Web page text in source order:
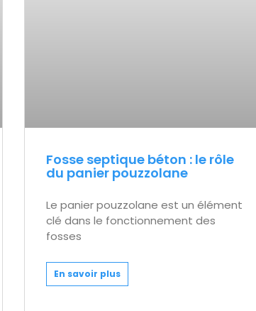
Fosse septique béton : le rôle
du panier pouzzolane
Le panier pouzzolane est un élément
clé dans le fonctionnement des
fosses
En savoir plus